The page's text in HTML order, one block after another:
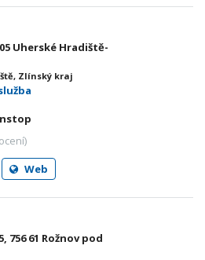
Uherské Hradiště-
Zlínský kraj
Web
756 61 Rožnov pod